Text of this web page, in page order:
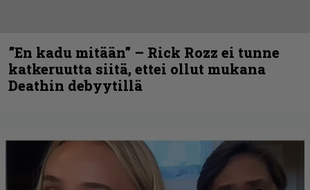
”En kadu mitään” – Rick Rozz ei tunne
katkeruutta siitä, ettei ollut mukana
Deathin debyytillä